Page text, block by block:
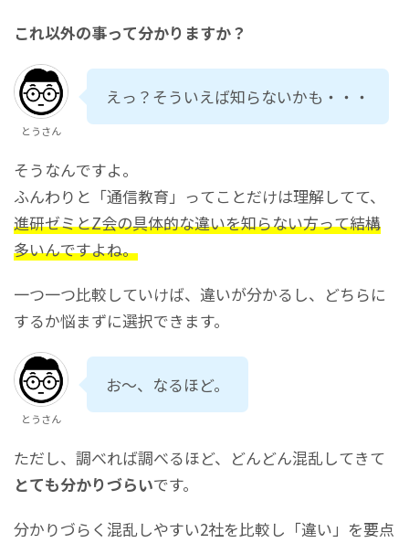
これ以外の事って分かりますか？
とうさん
えっ？そういえば知らないかも・・・
そうなんですよ。
ふんわりと「通信教育」ってことだけは理解してて、
進研ゼミとZ会の具体的な違いを知らない方って結構
多いんですよね。
一つ一つ比較していけば、違いが分かるし、どちらに
するか悩まずに選択できます。
とうさん
お～、なるほど。
ただし、調べれば調べるほど、どんどん混乱してきて
とても分かりづらいです。
分かりづらく混乱しやすい2社を比較し「違い」を要点